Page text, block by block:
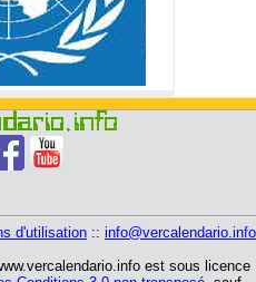
d'utilisation :: info@vercalendario.info
est sous licence